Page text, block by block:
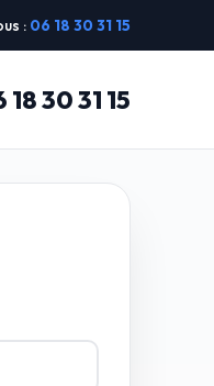
: 06 18 30 31 15
18 30 31 15